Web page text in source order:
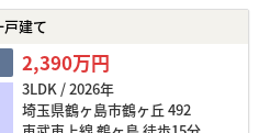
建て
2,390万円
3LDK / 2026年
埼玉県鶴ヶ島市鶴ヶ丘 492